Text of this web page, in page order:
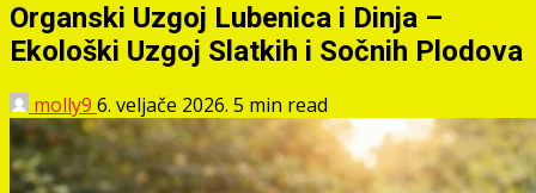
Organski Uzgoj Lubenica i Dinja –
Ekološki Uzgoj Slatkih i Sočnih Plodova
molly9 6. veljače 2026. 5 min read